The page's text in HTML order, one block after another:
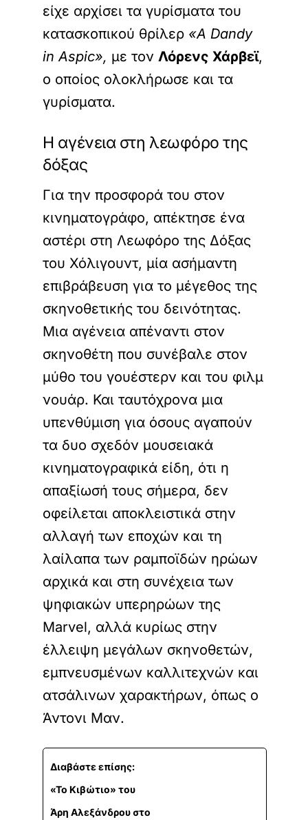
είχε αρχίσει τα γυρίσματα του
κατασκοπικού θρίλερ «A Dandy
in Aspic», με τονΛόρενς Χάρβεϊ,
ο οποίος ολοκλήρωσε και τα
γυρίσματα.
Η αγένεια στη λεωφόρο της
δόξας
Για την προσφορά του στον
κινηματογράφο, απέκτησε ένα
αστέρι στη Λεωφόρο της Δόξας
του Χόλιγουντ, μία ασήμαντη
επιβράβευση για το μέγεθος της
σκηνοθετικής του δεινότητας.
Μια αγένεια απέναντι στον
σκηνοθέτη που συνέβαλε στον
μύθο του γουέστερν και του φιλμ
νουάρ. Και ταυτόχρονα μια
υπενθύμιση για όσους αγαπούν
τα δυο σχεδόν μουσειακά
κινηματογραφικά είδη, ότι η
απαξίωσή τους σήμερα, δεν
οφείλεται αποκλειστικά στην
αλλαγή των εποχών και τη
λαίλαπα των ραμποϊδών ηρώων
αρχικά και στη συνέχεια των
ψηφιακών υπερηρώων της
Marvel, αλλά κυρίως στην
έλλειψη μεγάλων σκηνοθετών,
εμπνευσμένων καλλιτεχνών και
ατσάλινων χαρακτήρων, όπως ο
Άντονι Μαν.
Διαβάστε επίσης:
«Το Κιβώτιο» του
Άρη Αλεξάνδρου στο